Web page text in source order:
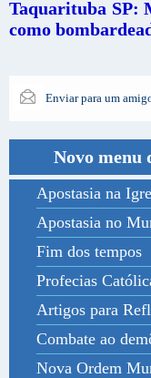
Taquarituba SP:
como
Enviar para um
Novo menu
Apostasia na
Apostasia no
Fim dos tempos
Profecias
Artigos para
Combate ao
Nova Ordem